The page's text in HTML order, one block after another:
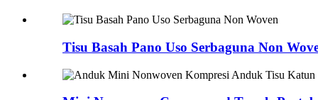
Tisu Basah Pano Uso Serbaguna Non